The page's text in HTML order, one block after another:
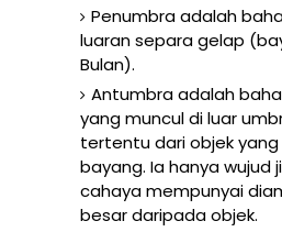
Penumbra adalah
luaran separa gelap
Bulan).
Antumbra adalah
yang muncul di luar
tertentu dari objek
bayang. Ia hanya wujud
cahaya mempunyai
besar daripada objek.